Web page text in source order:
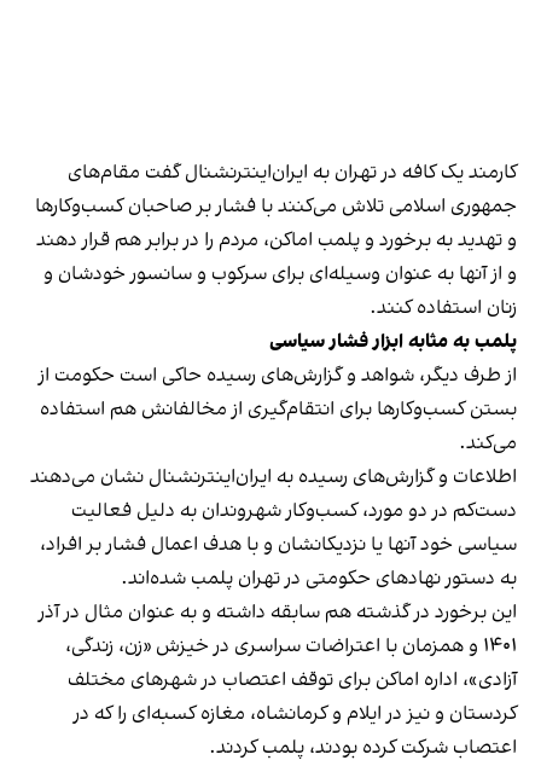
کارمند یک کافه در تهران به ایران‌اینترنشنال گفت مقام‌های
جمهوری اسلامی تلاش می‌کنند با فشار بر صاحبان کسب‌وکارها
و تهدید به برخورد و پلمب اماکن، مردم را در برابر هم قرار دهند
و از آنها به عنوان وسیله‌ای برای سرکوب و سانسور خودشان و
زنان استفاده کنند.
پلمب به مثابه ابزار فشار سیاسی
از طرف دیگر، شواهد و گزارش‌های رسیده حاکی است حکومت از
بستن کسب‌وکارها برای انتقام‌گیری از مخالفانش هم استفاده
می‌کند.
اطلاعات و گزارش‌های رسیده به ایران‌اینترنشنال نشان می‌دهند
دست‌کم در دو مورد، کسب‌وکار شهروندان به دلیل فعالیت
سیاسی خود آنها یا نزدیکانشان و با هدف اعمال فشار بر افراد،
به دستور نهادهای حکومتی در تهران پلمب شده‌اند.
این برخورد در گذشته هم سابقه داشته و به عنوان مثال در آذر
۱۴۰۱ و همزمان با اعتراضات سراسری در خیزش «زن، زندگی،
آزادی»، اداره اماکن برای توقف اعتصاب در شهرهای مختلف
کردستان و نیز در ایلام و کرمانشاه، مغازه کسبه‌ای را که در
اعتصاب شرکت کرده بودند، پلمب کردند.